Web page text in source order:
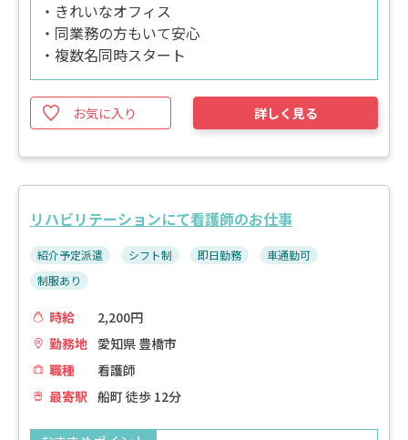
・きれいなオフィス
・同業務の方もいて安心
・複数名同時スタート
お気に入り 詳しく見る
リハビリテーションにて看護師のお仕事
紹介予定派遣 シフト制 即日勤務
車通勤可
制服あり
時給
2,200円
勤務地
愛知県 豊橋市
職種
看護師
最寄駅 船町 徒歩 12分